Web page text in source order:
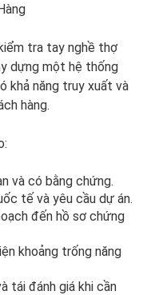
tra tay nghề thợ
dựng một hệ thống
khả năng truy xuất và
hàng.
và có bằng chứng.
tế và yêu cầu dự án.
đến hồ sơ chứng
khoảng trống năng
tái đánh giá khi cần